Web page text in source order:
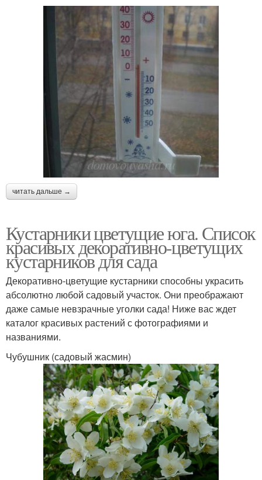
читать дальше →
Кустарники цветущие юга. Список
красивых декоративно-цветущих
кустарников для сада
Декоративно-цветущие кустарники способны украсить
абсолютно любой садовый участок. Они преображают
даже самые невзрачные уголки сада! Ниже вас ждет
каталог красивых растений с фотографиями и
названиями.
Чубушник (садовый жасмин)